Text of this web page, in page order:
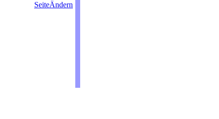
SeiteÄndern